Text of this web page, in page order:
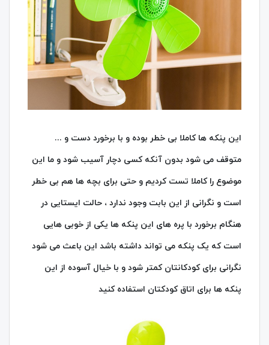
این پنکه ها کاملا بی خطر بوده و با برخورد دست و ...
متوقف می شود بدون آنکه کسی دچار آسیب شود و ما این
موضوع را کاملا تست کردیم و حتی برای بچه ها هم بی خطر
است و نگرانی از این بابت وجود ندارد ، حالت ایستایی در
هنگام برخورد با پره های این پنکه ها یکی از خوبی هایی
است که یک پنکه می تواند داشته باشد این باعث می شود
نگرانی برای کودکانتان کمتر شود و با خیال آسوده از این
پنکه ها برای اتاق کودکتان استفاده کنید